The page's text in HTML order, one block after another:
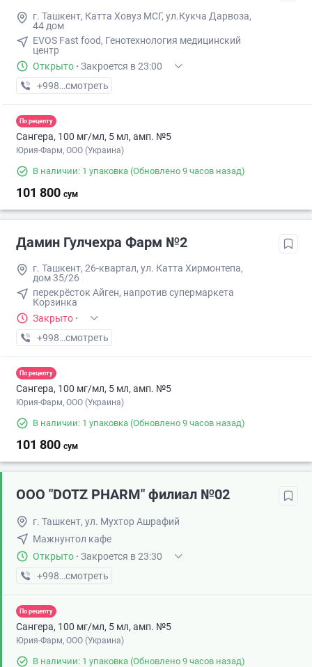
г. Ташкент, Катта Ховуз МСГ, ул.Кукча Дарвоза,
44 дом
EVOS Fast food, Генотехнология медицинский
центр
Открыто · Закроется в 23:00
+998 (95) XXX-XX-XX
смотреть
По рецепту
Сангера, 100 мг/мл, 5 мл, амп. №5
Юрия-Фарм, ООО (Украина)
В наличии: 1 упаковка (Обновлено 9 часов назад)
101 800 сум
Дамин Гулчехра Фарм №2
г. Ташкент, 26-квартал, ул. Катта Хирмонтепа,
дом 35/26
перекрёсток Айген, напротив супермаркета
Корзинка
Закрыто ·
+998 (97) XXX-XX-XX
смотреть
По рецепту
Сангера, 100 мг/мл, 5 мл, амп. №5
Юрия-Фарм, ООО (Украина)
В наличии: 1 упаковка (Обновлено 9 часов назад)
101 800 сум
ООО "DOTZ PHARM" филиал №02
г. Ташкент, ул. Мухтор Ашрафий
Мажнунтол кафе
Открыто · Закроется в 23:30
+998 (77) XXX-XX-XX
смотреть
По рецепту
Сангера, 100 мг/мл, 5 мл, амп. №5
Юрия-Фарм, ООО (Украина)
В наличии: 1 упаковка (Обновлено 9 часов назад)